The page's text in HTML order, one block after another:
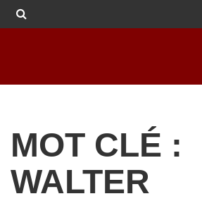
MOT CLÉ :
WALTER